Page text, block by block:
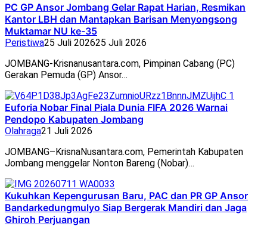
PC GP Ansor Jombang Gelar Rapat Harian, Resmikan
Kantor LBH dan Mantapkan Barisan Menyongsong
Muktamar NU ke-35
Peristiwa25 Juli 202625 Juli 2026
JOMBANG-Krisnanusantara.com, Pimpinan Cabang (PC)
Gerakan Pemuda (GP) Ansor…
Euforia Nobar Final Piala Dunia FIFA 2026 Warnai
Pendopo Kabupaten Jombang
Olahraga21 Juli 2026
JOMBANG–KrisnaNusantara.com, Pemerintah Kabupaten
Jombang menggelar Nonton Bareng (Nobar)…
Kukuhkan Kepengurusan Baru, PAC dan PR GP Ansor
Bandarkedungmulyo Siap Bergerak Mandiri dan Jaga
Ghiroh Perjuangan